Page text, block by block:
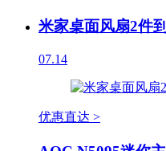
米家桌面风扇2件
07.14
优惠直达 >